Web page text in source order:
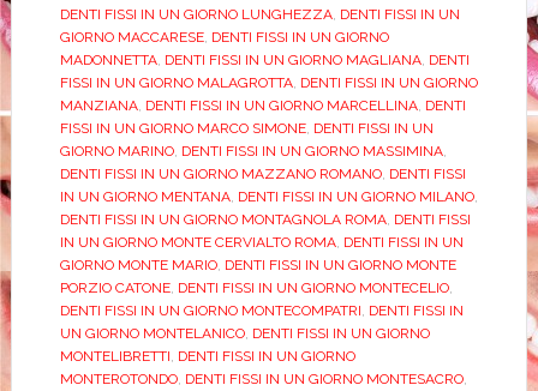
DENTI FISSI IN UN GIORNO LUNGHEZZA, DENTI FISSI IN UN
GIORNO MACCARESE, DENTI FISSI IN UN GIORNO
MADONNETTA, DENTI FISSI IN UN GIORNO MAGLIANA, DENTI
FISSI IN UN GIORNO MALAGROTTA, DENTI FISSI IN UN GIORNO
MANZIANA, DENTI FISSI IN UN GIORNO MARCELLINA, DENTI
FISSI IN UN GIORNO MARCO SIMONE, DENTI FISSI IN UN
GIORNO MARINO, DENTI FISSI IN UN GIORNO MASSIMINA,
DENTI FISSI IN UN GIORNO MAZZANO ROMANO, DENTI FISSI
IN UN GIORNO MENTANA, DENTI FISSI IN UN GIORNO MILANO,
DENTI FISSI IN UN GIORNO MONTAGNOLA ROMA, DENTI FISSI
IN UN GIORNO MONTE CERVIALTO ROMA, DENTI FISSI IN UN
GIORNO MONTE MARIO, DENTI FISSI IN UN GIORNO MONTE
PORZIO CATONE, DENTI FISSI IN UN GIORNO MONTECELIO,
DENTI FISSI IN UN GIORNO MONTECOMPATRI DENTI FISSI IN
UN GIORNO MONTELANICO, DENTI FISSI IN UN GIORNO
MONTELIBRETTI DENTI FISSI IN UN GIORNO
MONTEROTONDO, DENTI FISSI IN UN GIORNO MONTESACRO,